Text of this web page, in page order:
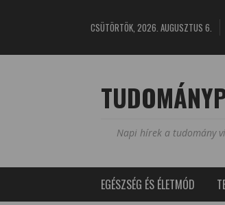
CSÜTÖRTÖK, 2026. AUGUSZTUS 6.
Napi hírek a tudomány
EGÉSZSÉG ÉS ÉLETMÓD